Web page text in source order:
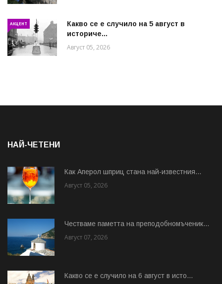
АКЦЕНТ
Какво се е случило на 5 август в
историче...
Август 05, 2026
НАЙ-ЧЕТЕНИ
Как Аперол шприц стана най-известния...
Август 05, 2026
Честваме паметта на преподобномъченик...
Август 07, 2026
Какво се е случило на 6 август в исто...